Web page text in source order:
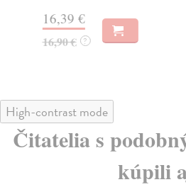
16,39 €
16,90 € ?
High-contrast mode
Čitatelia s
kúpili